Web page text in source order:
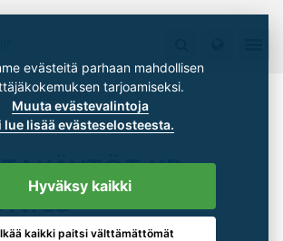
Sähkökäytöt
KB
evästeitä parhaan mahdollisen
Muuta evästevalintoja
lue lisää evästeselosteesta.
Hyväksy kaikki
kaikki paitsi välttämättömät